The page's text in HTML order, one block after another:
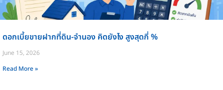
ดอกเบี้ยขายฝากที่ดิน-จำนอง คิดยังไง สูงสุดกี่ %
June 15, 2026
Read More »